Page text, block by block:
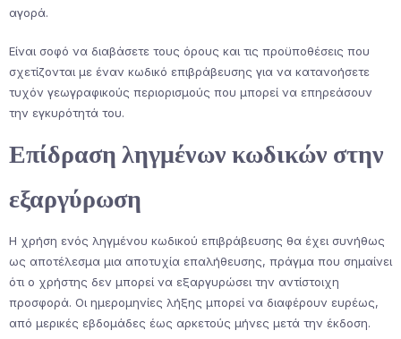
αγορά.
Είναι σοφό να διαβάσετε τους όρους και τις προϋποθέσεις που
σχετίζονται με έναν κωδικό επιβράβευσης για να κατανοήσετε
τυχόν γεωγραφικούς περιορισμούς που μπορεί να επηρεάσουν
την εγκυρότητά του.
Επίδραση ληγμένων κωδικών στην
εξαργύρωση
Η χρήση ενός ληγμένου κωδικού επιβράβευσης θα έχει συνήθως
ως αποτέλεσμα μια αποτυχία επαλήθευσης, πράγμα που σημαίνει
ότι ο χρήστης δεν μπορεί να εξαργυρώσει την αντίστοιχη
προσφορά. Οι ημερομηνίες λήξης μπορεί να διαφέρουν ευρέως,
από μερικές εβδομάδες έως αρκετούς μήνες μετά την έκδοση.